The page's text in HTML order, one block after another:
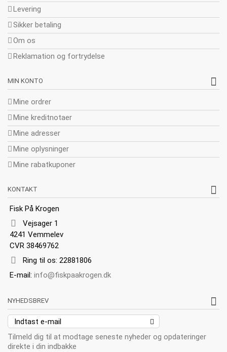
Levering
Sikker betaling
Om os
Reklamation og fortrydelse
MIN KONTO
Mine ordrer
Mine kreditnotaer
Mine adresser
Mine oplysninger
Mine rabatkuponer
KONTAKT
Fisk På Krogen
Vejsager 1
4241 Vemmelev
CVR 38469762
Ring til os: 22881806
E-mail: info@fiskpaakrogen.dk
NYHEDSBREV
Tilmeld dig til at modtage seneste nyheder og opdateringer
direkte i din indbakke